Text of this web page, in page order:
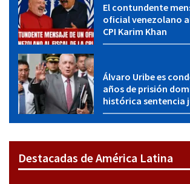
El contundente
oficial venezolano
CPI Karim Khan
Álvaro Uribe es
años de prisión
histórica sentencia
Colombia
Destacadas de América Latina